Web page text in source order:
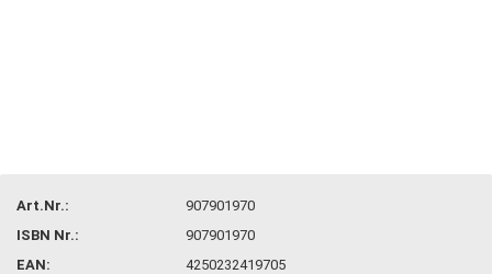
Art.Nr.:
907901970
ISBN Nr.:
907901970
EAN:
4250232419705